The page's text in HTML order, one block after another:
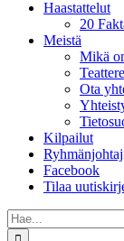
Haastattelut
20
Meistä
Mikä
Ota
Kilpailut
Facebook
Tilaa
Etsi
...